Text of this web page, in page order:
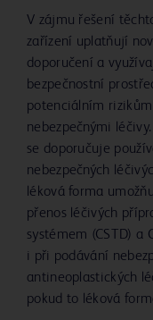
V zájmu řešení
zařízení uplatňují
doporučení a
bezpečnostní
potenciálním
nebezpečnými
se doporučuje
nebezpečných
léková forma
přenos léčivých
systémem (CSTD) a
i při podávání
antineoplastických
pokud to léková